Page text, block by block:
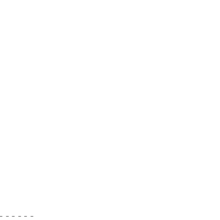
－－－－－